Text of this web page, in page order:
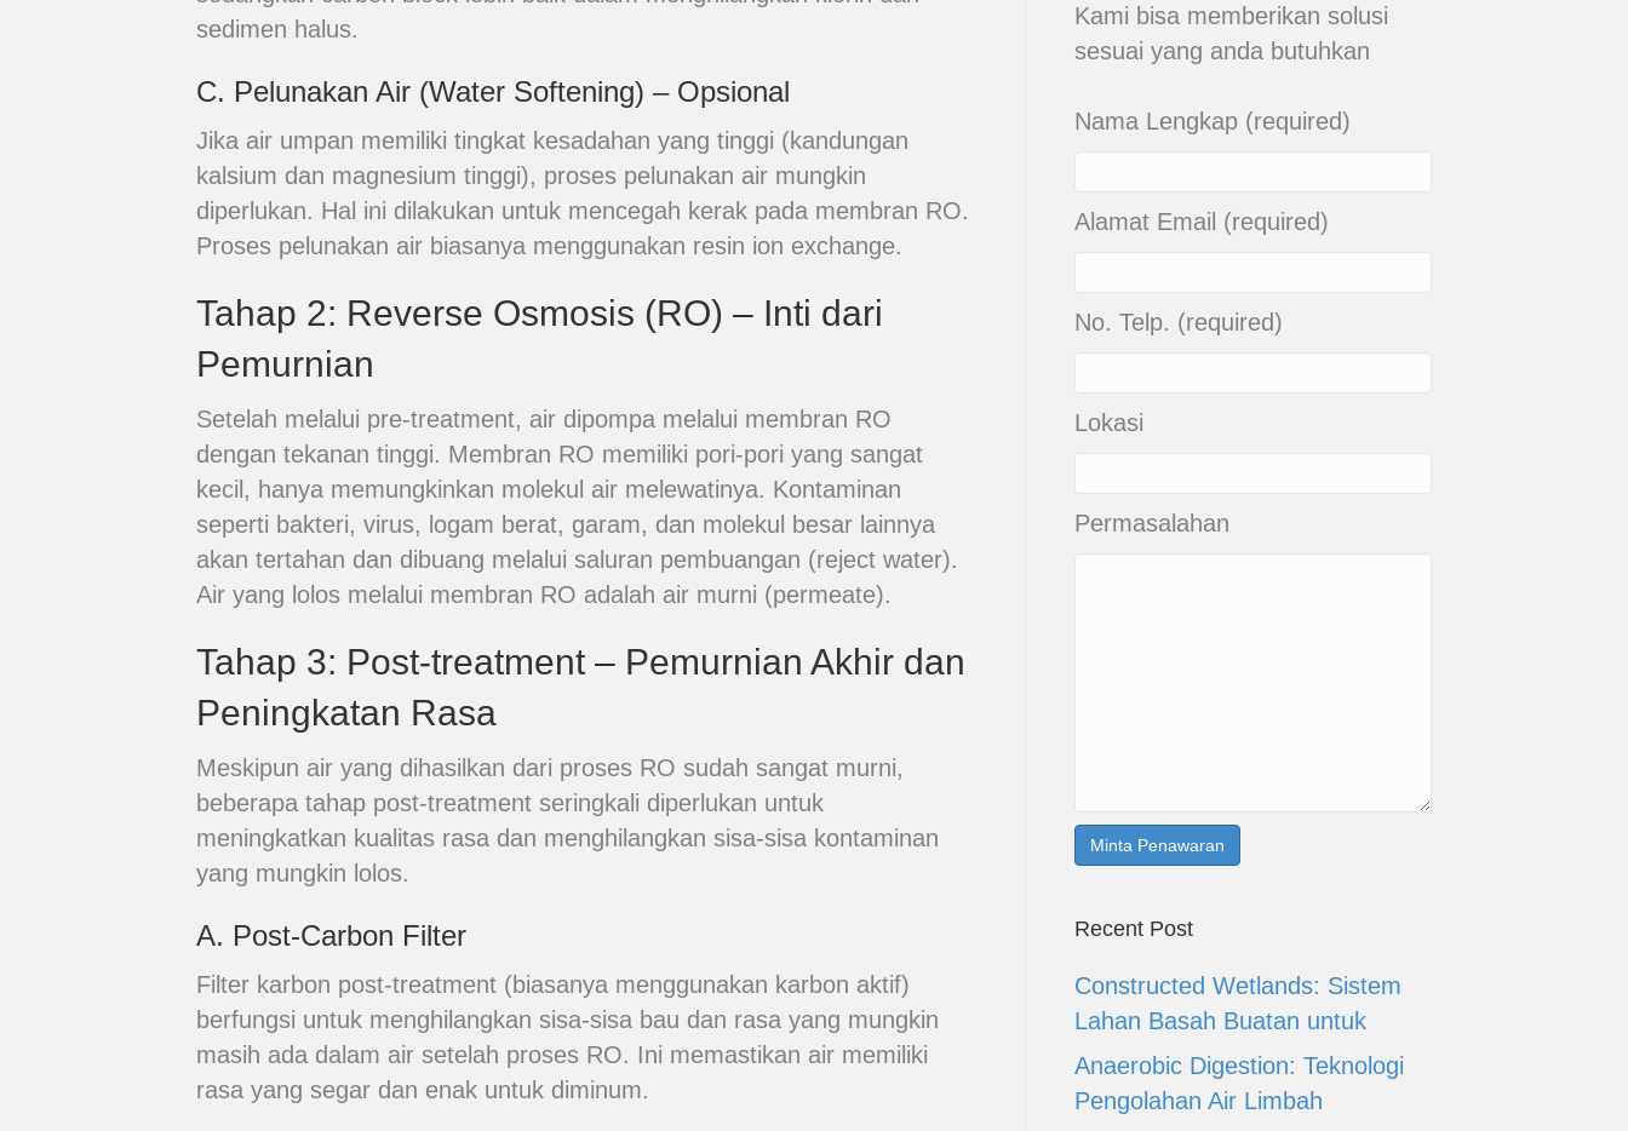
sedimen halus.
C. Pelunakan Air (Water Softening) – Opsional
Jika air umpan memiliki tingkat kesadahan yang tinggi (kandungan
kalsium dan magnesium tinggi), proses pelunakan air mungkin
diperlukan. Hal ini dilakukan untuk mencegah kerak pada membran RO.
Proses pelunakan air biasanya menggunakan resin ion exchange.
Tahap 2: Reverse Osmosis (RO) – Inti dari
Pemurnian
Setelah melalui pre-treatment, air dipompa melalui membran RO
dengan tekanan tinggi. Membran RO memiliki pori-pori yang sangat
kecil, hanya memungkinkan molekul air melewatinya. Kontaminan
seperti bakteri, virus, logam berat, garam, dan molekul besar lainnya
akan tertahan dan dibuang melalui saluran pembuangan (reject water).
Air yang lolos melalui membran RO adalah air murni (permeate).
Tahap 3: Post-treatment – Pemurnian Akhir dan
Peningkatan Rasa
Meskipun air yang dihasilkan dari proses RO sudah sangat murni,
beberapa tahap post-treatment seringkali diperlukan untuk
meningkatkan kualitas rasa dan menghilangkan sisa-sisa kontaminan
yang mungkin lolos.
A. Post-Carbon Filter
Filter karbon post-treatment (biasanya menggunakan karbon aktif)
berfungsi untuk menghilangkan sisa-sisa bau dan rasa yang mungkin
masih ada dalam air setelah proses RO. Ini memastikan air memiliki
rasa yang segar dan enak untuk diminum.
Kami bisa memberikan solusi
sesuai yang anda butuhkan
Nama Lengkap (required)
Alamat Email (required)
No. Telp. (required)
Lokasi
Permasalahan
Recent Post
Constructed Wetlands: Sistem
Lahan Basah Buatan untuk
Anaerobic Digestion: Teknologi
Pengolahan Air Limbah